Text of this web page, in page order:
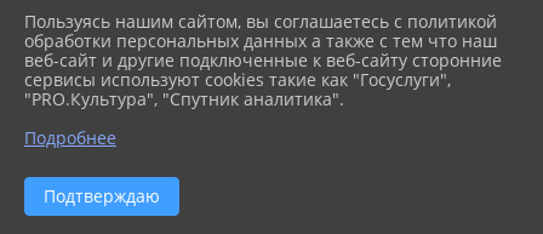
Главная МЕРОПРИЯТИЯ
Новости
Новые горизонты "Лиги ...
19.05.2025 10:38
НОВЫЕ ГОРИЗОНТЫ "ЛИГИ СПО 3.0"
Пользуясь нашим сайтом, вы соглашаетесь с политикой
обработки персональных данных а также с тем что наш
веб-сайт и другие подключенные к веб-сайту сторонние
сервисы используют cookies такие как "Госуслуги",
"PRO.Культура", "Спутник аналитика".
Подробнее
Подтверждаю